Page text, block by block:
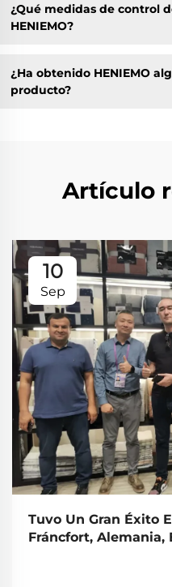
¿Qué medidas de control
HENIEMO?
¿Ha obtenido HENIEMO
producto?
Artículo
10
Sep
Tuvo Un Gran Éxito
Fráncfort, Alemania,